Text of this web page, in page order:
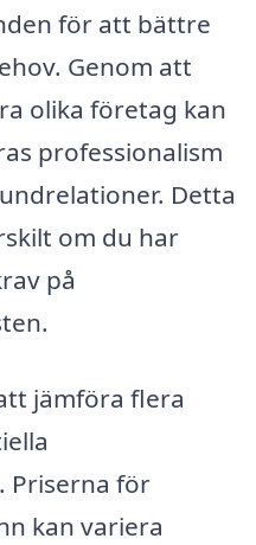
för att bättre
Genom att
olika företag kan
professionalism
Detta
om du har
på
jämföra flera
Priserna för
kan variera